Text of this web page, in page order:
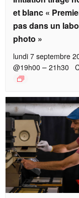
et blanc «
pas dans un labo
photo »
lundi 7 septembre
@19h00 –21h30